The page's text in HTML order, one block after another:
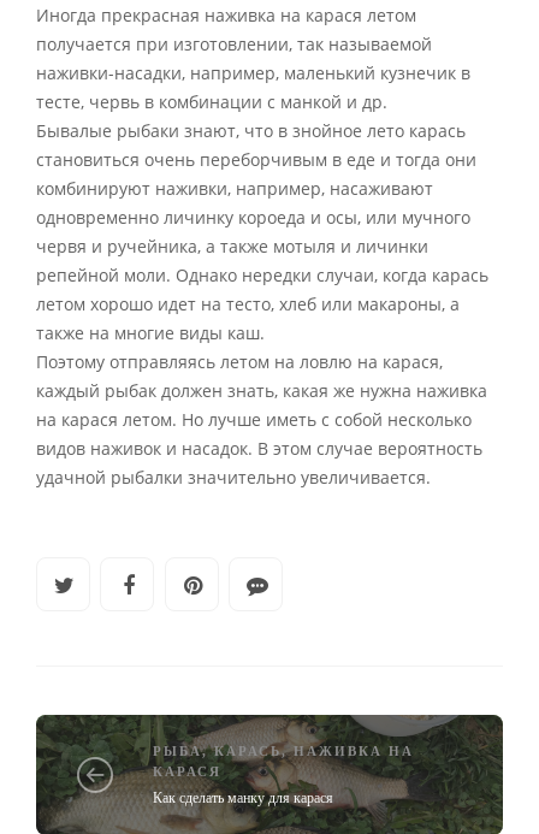
Иногда прекрасная наживка на карася летом
получается при изготовлении, так называемой
наживки-насадки, например, маленький кузнечик в
тесте, червь в комбинации с манкой и др.
Бывалые рыбаки знают, что в знойное лето карась
становиться очень переборчивым в еде и тогда они
комбинируют наживки, например, насаживают
одновременно личинку короеда и осы, или мучного
червя и ручейника, а также мотыля и личинки
репейной моли. Однако нередки случаи, когда карась
летом хорошо идет на тесто, хлеб или макароны, а
также на многие виды каш.
Поэтому отправляясь летом на ловлю на карася,
каждый рыбак должен знать, какая же нужна наживка
на карася летом. Но лучше иметь с собой несколько
видов наживок и насадок. В этом случае вероятность
удачной рыбалки значительно увеличивается.
РЫБА,КАРАСЬ,НАЖИВКА НА
КАРАСЯ
Как сделать манку для карася